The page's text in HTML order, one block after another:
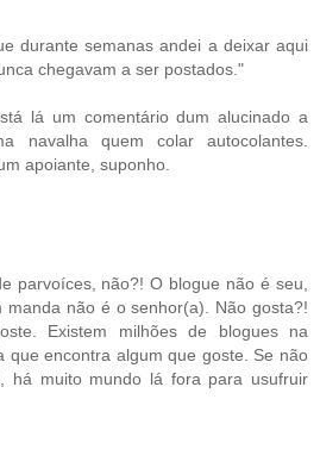
durante semanas andei a deixar aqui
chegavam a ser postados."
lá um comentário dum alucinado a
navalha quem colar autocolantes.
apoiante, suponho.
parvoíces, não?! O blogue não é seu,
manda não é o senhor(a). Não gosta?!
Existem milhões de blogues na
que encontra algum que goste. Se não
há muito mundo lá fora para usufruir